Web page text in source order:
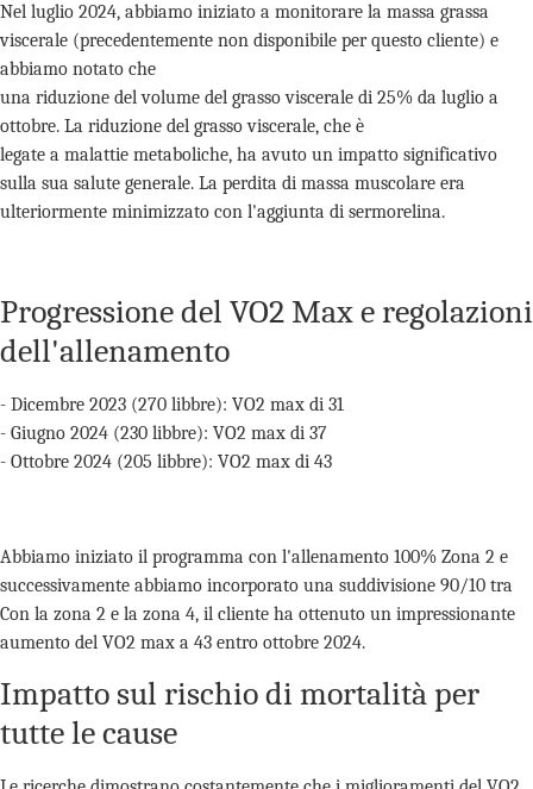
Nel luglio 2024, abbiamo iniziato a monitorare la massa grassa
viscerale (precedentemente non disponibile per questo cliente) e
abbiamo notato che
una riduzione del volume del grasso viscerale di 25% da luglio a
ottobre. La riduzione del grasso viscerale, che è
legate a malattie metaboliche, ha avuto un impatto significativo
sulla sua salute generale. La perdita di massa muscolare era
ulteriormente minimizzato con l'aggiunta di sermorelina.
Progressione del VO2 Max e regolazioni
dell'allenamento
- Dicembre 2023 (270 libbre): VO2 max di 31
- Giugno 2024 (230 libbre): VO2 max di 37
- Ottobre 2024 (205 libbre): VO2 max di 43
Abbiamo iniziato il programma con l'allenamento 100% Zona 2 e
successivamente abbiamo incorporato una suddivisione 90/10 tra
Con la zona 2 e la zona 4, il cliente ha ottenuto un impressionante
aumento del VO2 max a 43 entro ottobre 2024.
Impatto sul rischio di mortalità per
tutte le cause